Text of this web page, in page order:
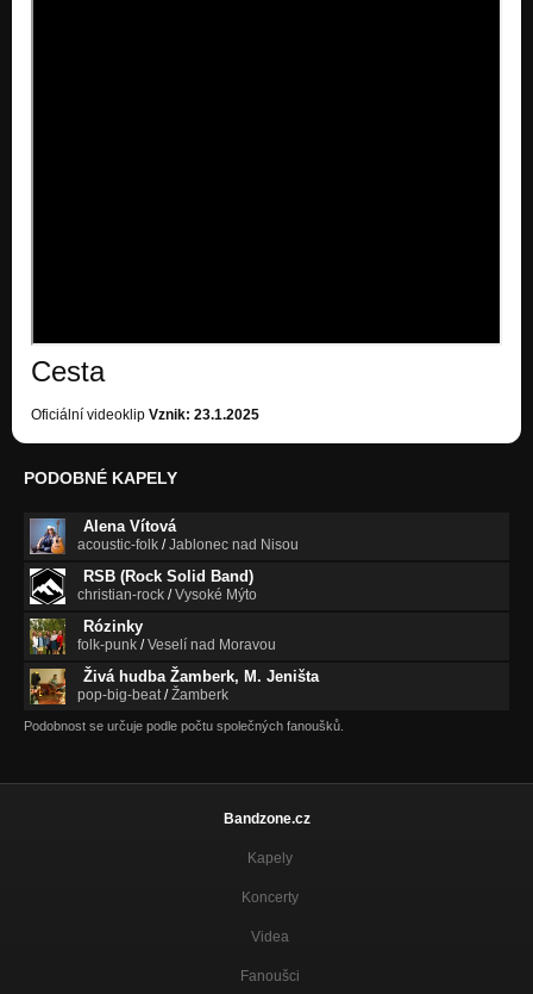
Cesta
Oficiální videoklip Vznik: 23.1.2025
PODOBNÉ KAPELY
Alena Vítová
acoustic-folk /Jablonec nad Nisou
RSB (Rock Solid Band)
christian-rock /Vysoké Mýto
Rózinky
folk-punk /Veselí nad Moravou
Živá hudba Žamberk, M. Jeništa
pop-big-beat/Žamberk
Podobnost se určuje podle počtu společných fanoušků.
Bandzone.cz
Kapely
Koncerty
Videa
Fanoušci